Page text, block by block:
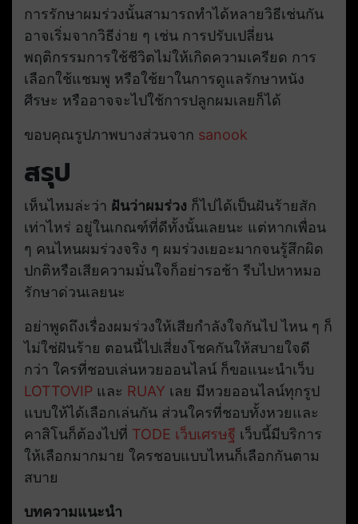
การรักษาผมร่วงนั้นสามารถทำได้หลายวิธีเช่นกัน
อาจเริ่มจากวิธีง่าย ๆ เช่น การปรับเปลี่ยน
พฤติกรรมการใช้ชีวิตไม่ให้เกิดความเครียด การ
เลือกใช้แชมพู หรือใช้ยาในการดูแลรักษาหนัง
ศีรษะ หรืออาจจะไปใช้การปลูกผมเลยก็ได้
ขอบคุณรูปภาพบางส่วนจาก sanook
สรุป
เห็นไหมล่ะว่า ฝันว่าผมร่วง ก็ไปได้เป็นฝันร้ายสัก
เท่าไหร่ อยู่ในเกณฑ์ที่ดีทั้งนั้นเลยนะ แต่หากเพื่อน
ๆ คนไหนผมร่วงจริง ๆ ผมร่วงเยอะมากจนรู้สึกผิด
ปกติหรือเสียความมั่นใจก็อย่ารอช้า รีบไปหาหมอ
รักษาด่วนเลยนะ
อย่าพูดถึงเรื่องผมร่วงให้เสียกำลังใจกันไป ไหน ๆ ก็
ไม่ใช่ฝันร้าย ตอนนี้ไปเสี่ยงโชคกันให้สบายใจดี
กว่า ใครที่ชอบเล่นหวยออนไลน์ ก็ขอแนะนำเว็บ
LOTTOVIP และ RUAY เลย มีหวยออนไลน์ทุกรูป
แบบให้ได้เลือกเล่นกัน ส่วนใครที่ชอบทั้งหวยและ
คาสิโนก็ต้องไปที่ TODE เว็บเศรษฐี เว็บนี้มีบริการ
ให้เลือกมากมาย ใครชอบแบบไหนก็เลือกกันตาม
สบาย
บทความแนะนำ